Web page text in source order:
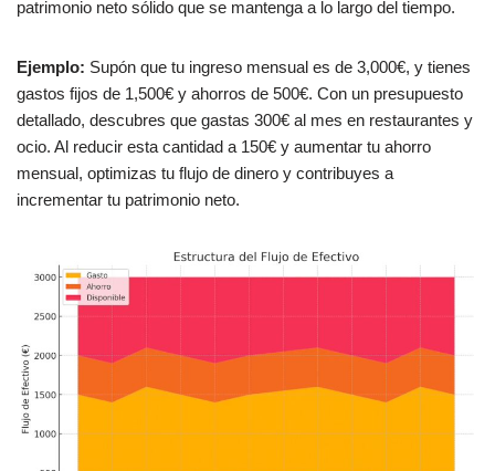
patrimonio neto sólido que se mantenga a lo largo del tiempo.
Ejemplo: Supón que tu ingreso mensual es de 3,000€, y tienes
gastos fijos de 1,500€ y ahorros de 500€. Con un presupuesto
detallado, descubres que gastas 300€ al mes en restaurantes y
ocio. Al reducir esta cantidad a 150€ y aumentar tu ahorro
mensual, optimizas tu flujo de dinero y contribuyes a
incrementar tu patrimonio neto.